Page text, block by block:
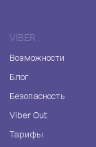
VIBER
Возможности
Блог
Безопасность
Viber Out
Тарифы